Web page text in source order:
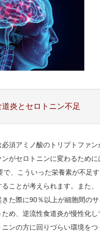
炎とセロトニン不足
須アミノ酸のトリプトファン
ンがセロトニンに変わるために
で、こういった栄養素が不足
ることが考えられます。また
きた際に90％以上が細胞間の
ため、逆流性食道炎が慢性化
ニンの方に回りづらい環境を